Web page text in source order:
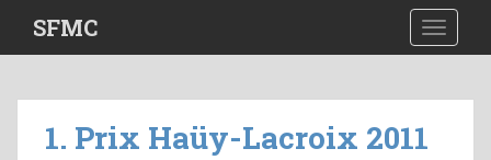
i
SFMC
1. Prix Haüy-Lacroix 2011